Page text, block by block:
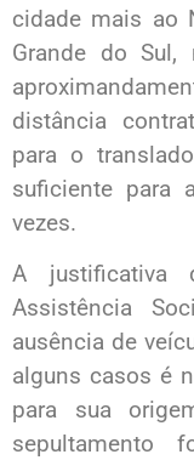
cidade mais ao
Grande do
distância
para o
suficiente para
vezes.
A justificativa
Assistência
ausência de
alguns casos é
para sua
sepultamento